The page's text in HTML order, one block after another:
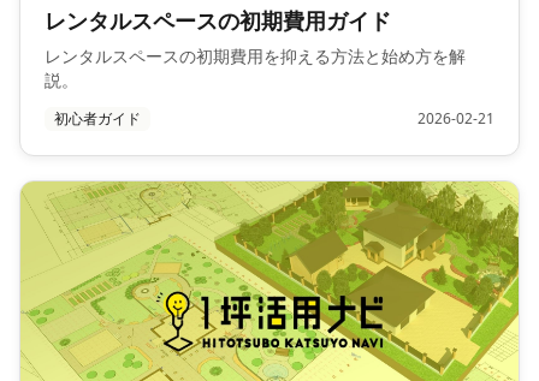
レンタルスペースの初期費用ガイド
レンタルスペースの初期費用を抑える方法と始め方を解
説。
初心者ガイド 2026-02-21